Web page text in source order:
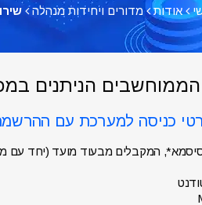
אודות מדורים ויחידות מנהלה
הניתנים
המקבלים מבעוד מועד (יחד עם